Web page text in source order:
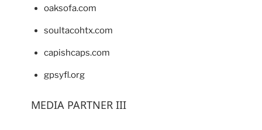
oaksofa.com
soultacohtx.com
capishcaps.com
gpsyfl.org
MEDIA PARTNER III